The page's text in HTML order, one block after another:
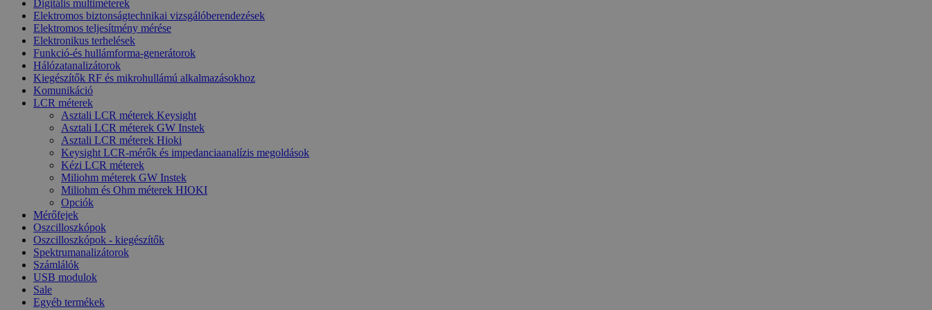
Digitális multiméterek
Elektromos biztonságtechnikai vizsgálóberendezések
Elektromos teljesítmény mérése
Elektronikus terhelések
Funkció-és hullámforma-generátorok
Hálózatanalizátorok
Kiegészítők RF és mikrohullámú alkalmazásokhoz
Komunikáció
LCR méterek
Asztali LCR méterek Keysight
Asztali LCR méterek GW Instek
Asztali LCR méterek Hioki
Keysight LCR-mérők és impedanciaanalízis megoldások
Kézi LCR méterek
Miliohm méterek GW Instek
Miliohm és Ohm méterek HIOKI
Opciók
Mérőfejek
Oszcilloszkópok
Oszcilloszkópok - kiegészítők
Spektrumanalizátorok
Számlálók
USB modulok
Sale
Egyéb termékek